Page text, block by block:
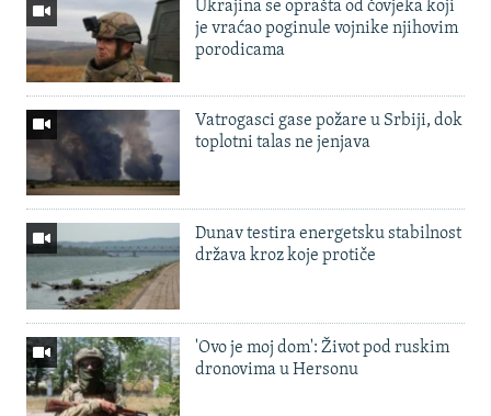
Ukrajina se oprašta od čovjeka koji
je vraćao poginule vojnike njihovim
porodicama
Vatrogasci gase požare u Srbiji, dok
toplotni talas ne jenjava
Dunav testira energetsku stabilnost
država kroz koje protiče
'Ovo je moj dom': Život pod ruskim
dronovima u Hersonu